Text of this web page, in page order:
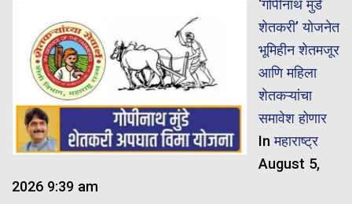
‘गोपीनाथ मुंडे
शेतकरी’ योजनेत
भूमिहीन शेतमजूर
आणि महिला
शेतकऱ्यांचा
समावेश होणार
Inमहाराष्ट्र
August 5,
2026 9:39 am